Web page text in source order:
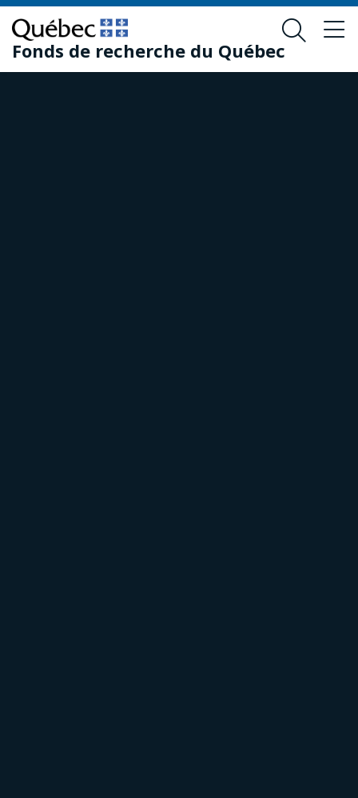
Passer
au
contenu
principal
Passer
au
pied
de
Fonds de recherche du Québec